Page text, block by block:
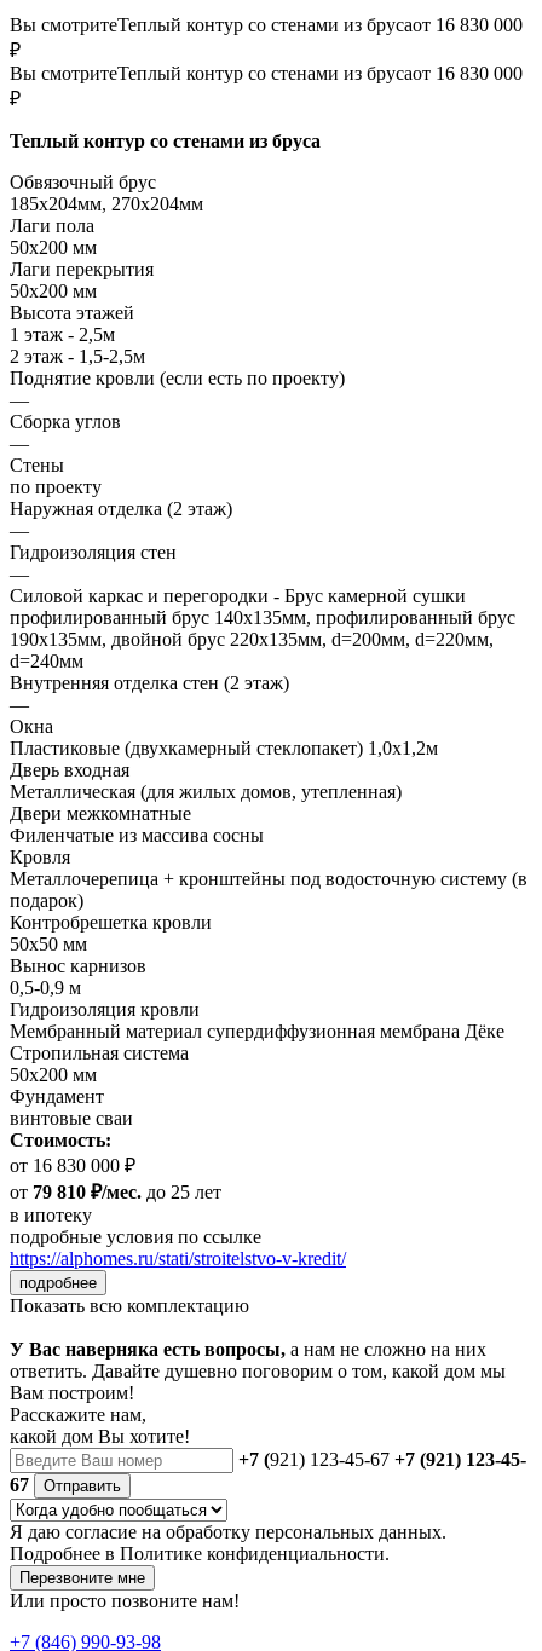
Вы смотритеТеплый контур со стенами из брусаот 16 830 000
₽
Вы смотритеТеплый контур со стенами из брусаот 16 830 000
₽
Теплый контур со стенами из бруса
Обвязочный брус
185х204мм, 270х204мм
Лаги пола
50х200 мм
Лаги перекрытия
50х200 мм
Высота этажей
1 этаж - 2,5м
2 этаж - 1,5-2,5м
Поднятие кровли (если есть по проекту)
—
Сборка углов
—
Стены
по проекту
Наружная отделка (2 этаж)
—
Гидроизоляция стен
—
Силовой каркас и перегородки - Брус камерной сушки
профилированный брус 140х135мм, профилированный брус
190х135мм, двойной брус 220х135мм, d=200мм, d=220мм,
d=240мм
Внутренняя отделка стен (2 этаж)
—
Окна
Пластиковые (двухкамерный стеклопакет) 1,0х1,2м
Дверь входная
Металлическая (для жилых домов, утепленная)
Двери межкомнатные
Филенчатые из массива сосны
Кровля
Металлочерепица + кронштейны под водосточную систему (в
подарок)
Контробрешетка кровли
50х50 мм
Вынос карнизов
0,5-0,9 м
Гидроизоляция кровли
Мембранный материал супердиффузионная мембрана Дёке
Стропильная система
50х200 мм
Фундамент
винтовые сваи
Стоимость:
от 16 830 000 ₽
от 79 810 ₽/мес. до 25 лет
в ипотеку
подробные условия по ссылке
https://alphomes.ru/stati/stroitelstvo-v-kredit/
подробнее
Показать всю комплектацию
У Вас наверняка есть вопросы, а нам не сложно на них
ответить. Давайте душевно поговорим о том, какой дом мы
Вам построим!
Расскажите нам,
какой дом Вы хотите!
+7 (921) 123-45-67 +7 (921) 123-45-
67
Отправить
Я даю согласие на обработку персональных данных.
Подробнее в Политике конфиденциальности.
Перезвоните мне
Или просто позвоните нам!
+7 (846) 990-93-98